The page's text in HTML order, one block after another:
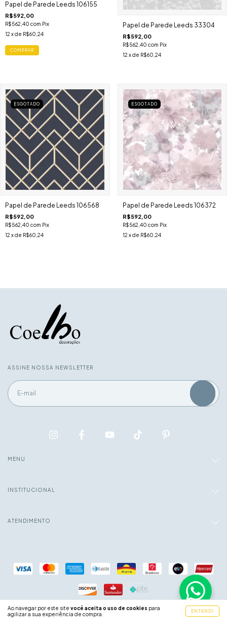
Ao navegar por este site você aceita o uso de cookies para
agilizar a sua experiência de compra.
ENTENDI
Papel de Parede Leeds 106155
R$592,00
R$562,40 com Pix
12 x de R$60,24
COMPRAR
Papel de Parede Leeds 33304
R$592,00
R$562,40 com Pix
12 x de R$60,24
ESGOTADO
Papel de Parede Leeds 106568
R$592,00
R$562,40 com Pix
12 x de R$60,24
ESGOTADO
Papel de Parede Leeds 106372
R$592,00
R$562,40 com Pix
12 x de R$60,24
ASSINE NOSSA NEWSLETTER
MENU
INSTITUCIONAL
ATENDIMENTO